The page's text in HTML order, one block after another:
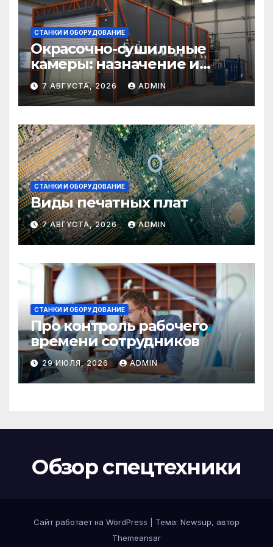
СТАНКИ И ОБОРУДОВАНИЕ
Окрасочно-сушильные
камеры: назначение и
области применения
7 АВГУСТА, 2026 ADMIN
СТАНКИ И ОБОРУДОВАНИЕ
Виды печатных плат
7 АВГУСТА, 2026 ADMIN
СТАНКИ И ОБОРУДОВАНИЕ
Про контроль рабочего
времени сотрудников
29 ИЮЛЯ, 2026 ADMIN
Обзор спецтехники
Сайт работает на WordPress
Тема: Newsup, автор
Themeansar